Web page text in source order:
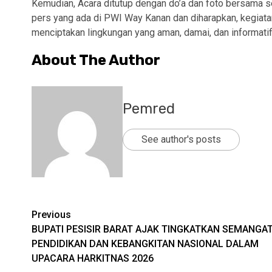
Kemudian, Acara ditutup dengan do’a dan foto
pers yang ada di PWI Way Kanan dan diharapkan,
menciptakan lingkungan yang aman, damai, dan
About The Author
Pemred
See author's posts
Post
navigation
Previous
BUPATI PESISIR BARAT AJAK TINGKATKAN
PENDIDIKAN DAN KEBANGKITAN NASIONAL DALAM
UPACARA HARKITNAS 2026